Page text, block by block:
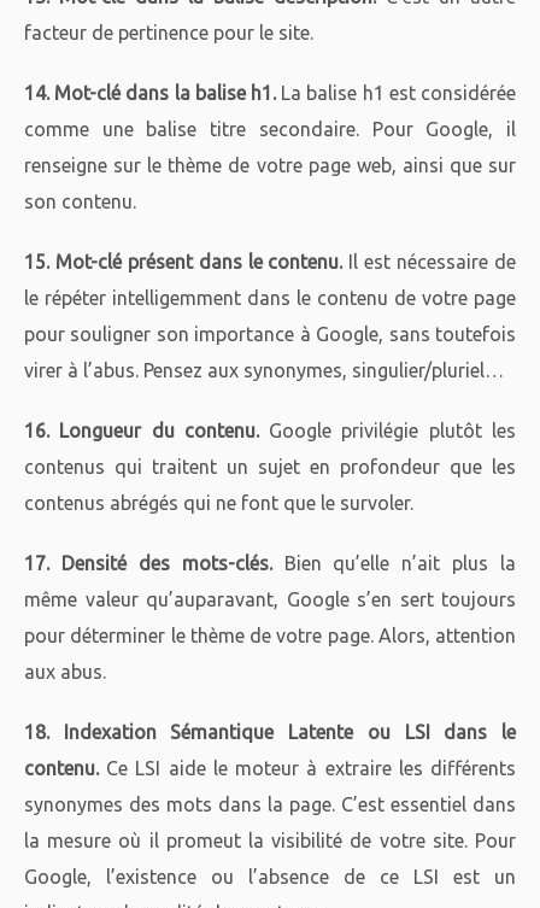
facteur de pertinence pour le site.
14. Mot-clé dans la balise h1.La balise h1 est considérée
comme une balise titre secondaire. Pour Google, il
renseigne sur le thème de votre page web, ainsi que sur
son contenu.
15. Mot-clé présent dans le contenu.Il est nécessaire de
le répéter intelligemment dans le contenu de votre page
pour souligner son importance à Google, sans toutefois
virer à l’abus. Pensez aux synonymes, singulier/pluriel…
16. Longueur du contenu.Google privilégie plutôt les
contenus qui traitent un sujet en profondeur que les
contenus abrégés qui ne font que le survoler.
17. Densité des mots-clés.Bien qu’elle n’ait plus la
même valeur qu’auparavant, Google s’en sert toujours
pour déterminer le thème de votre page. Alors, attention
aux abus.
18. Indexation Sémantique Latente ou LSI dans le
contenu.Ce LSI aide le moteur à extraire les différents
synonymes des mots dans la page. C’est essentiel dans
la mesure où il promeut la visibilité de votre site. Pour
Google, l’existence ou l’absence de ce LSI est un